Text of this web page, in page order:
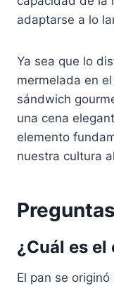
adaptarse a lo
Ya sea que lo
mermelada en
sándwich
una cena
elemento
nuestra cultura
¿Cuál es
El pan se